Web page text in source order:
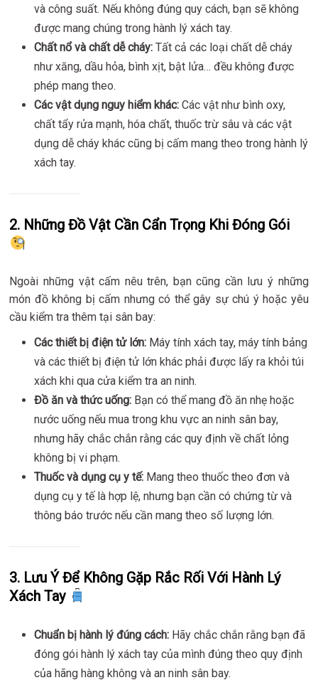
và công suất. Nếu không đúng quy cách, bạn sẽ không
được mang chúng trong hành lý xách tay.
Chất nổ và chất dễ cháy: Tất cả các loại chất dễ cháy
như xăng, dầu hỏa, bình xịt, bật lửa… đều không được
phép mang theo.
Các vật dụng nguy hiểm khác: Các vật như bình oxy,
chất tẩy rửa mạnh, hóa chất, thuốc trừ sâu và các vật
dụng dễ cháy khác cũng bị cấm mang theo trong hành lý
xách tay.
2. Những Đồ Vật Cần Cẩn Trọng Khi Đóng Gói
Ngoài những vật cấm nêu trên, bạn cũng cần lưu ý những
món đồ không bị cấm nhưng có thể gây sự chú ý hoặc yêu
cầu kiểm tra thêm tại sân bay:
Các thiết bị điện tử lớn: Máy tính xách tay, máy tính bảng
và các thiết bị điện tử lớn khác phải được lấy ra khỏi túi
xách khi qua cửa kiểm tra an ninh.
Đồ ăn và thức uống: Bạn có thể mang đồ ăn nhẹ hoặc
nước uống nếu mua trong khu vực an ninh sân bay,
nhưng hãy chắc chắn rằng các quy định về chất lỏng
không bị vi phạm.
Thuốc và dụng cụ y tế: Mang theo thuốc theo đơn và
dụng cụ y tế là hợp lệ, nhưng bạn cần có chứng từ và
thông báo trước nếu cần mang theo số lượng lớn.
3. Lưu Ý Để Không Gặp Rắc Rối Với Hành Lý
Xách Tay
Chuẩn bị hành lý đúng cách: Hãy chắc chắn rằng bạn đã
đóng gói hành lý xách tay của mình đúng theo quy định
của hãng hàng không và an ninh sân bay.